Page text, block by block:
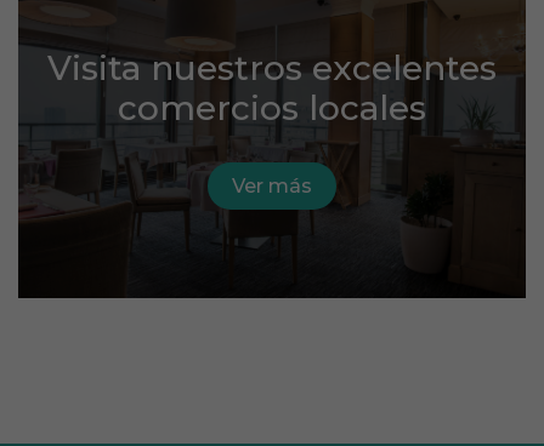
Visita nuestros excelentes
comercios locales
Ver más